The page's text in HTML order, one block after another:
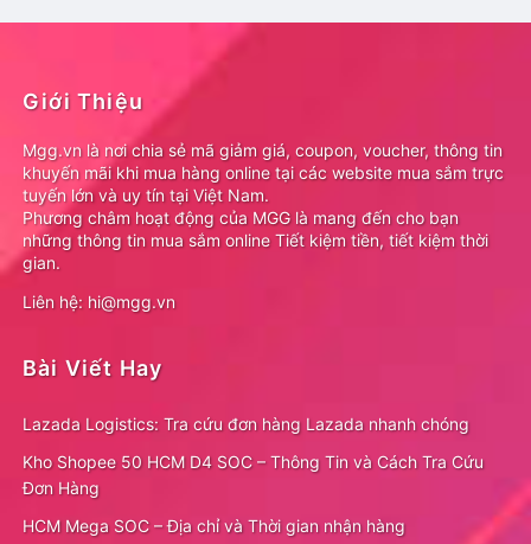
Giới Thiệu
Mgg.vn là nơi chia sẻ mã giảm giá, coupon, voucher, thông tin
khuyến mãi khi mua hàng online tại các website mua sắm trực
tuyến lớn và uy tín tại Việt Nam.
Phương châm hoạt động của MGG là mang đến cho bạn
những thông tin mua sắm online Tiết kiệm tiền, tiết kiệm thời
gian.
Liên hệ: hi@mgg.vn
Bài Viết Hay
Lazada Logistics: Tra cứu đơn hàng Lazada nhanh chóng
Kho Shopee 50 HCM D4 SOC – Thông Tin và Cách Tra Cứu
Đơn Hàng
HCM Mega SOC – Địa chỉ và Thời gian nhận hàng